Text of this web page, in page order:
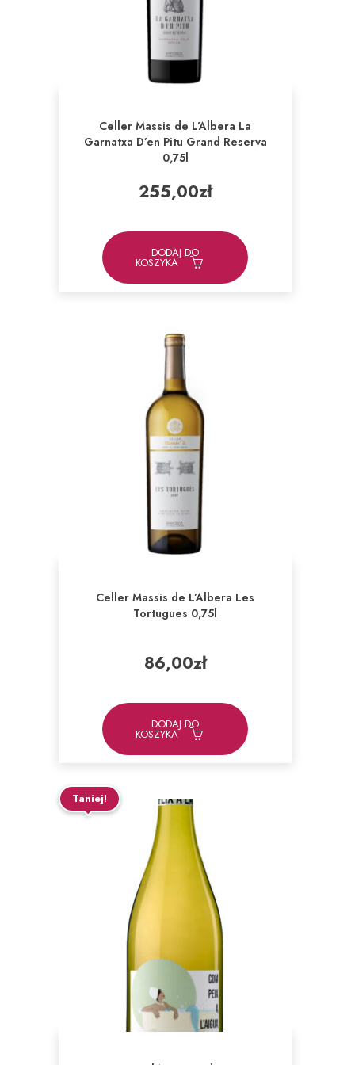
Celler Massis de L’Albera La
Garnatxa D’en Pitu Grand Reserva
0,75l
255,00zł
DODAJ DO
KOSZYKA
Celler Massis de L’Albera Les
Tortugues 0,75l
86,00zł
DODAJ DO
KOSZYKA
Taniej!